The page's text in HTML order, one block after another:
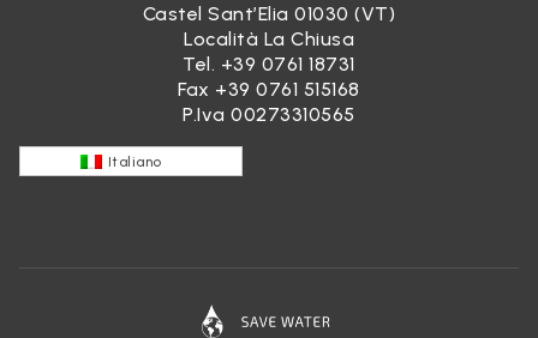
Castel Sant’Elia 01030 (VT)
Località La Chiusa
Tel. +39 0761 18731
Fax +39 0761 515168
P.Iva 00273310565
Italiano